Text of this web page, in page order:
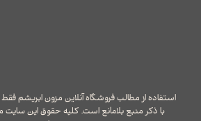
استفاده از مطالب فروشگاه آنلاین مزون ابریشم
با ذکر منبع بلامانع است. کلیه حقوق این